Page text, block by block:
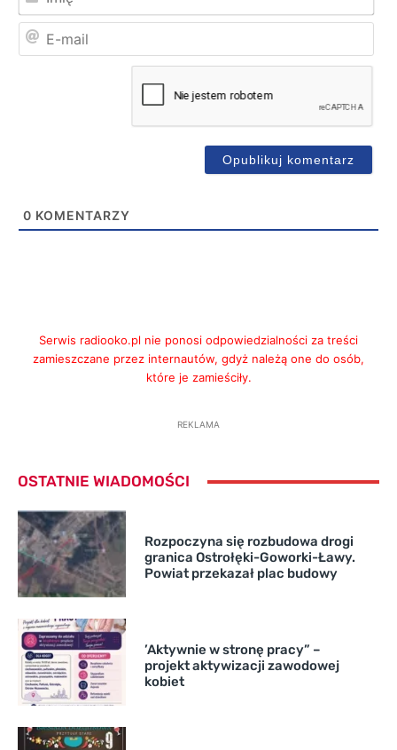
0 KOMENTARZY
Serwis radiooko.pl nie ponosi odpowiedzialności za treści
zamieszczane przez internautów, gdyż należą one do osób,
które je zamieściły.
REKLAMA
OSTATNIE WIADOMOŚCI
Rozpoczyna się rozbudowa drogi
granica Ostrołęki-Goworki-Ławy.
Powiat przekazał plac budowy
’Aktywnie w stronę pracy” –
projekt aktywizacji zawodowej
kobiet